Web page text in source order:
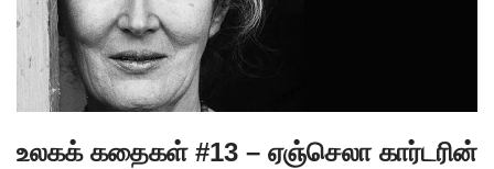
உலகக் கதைகள் #13 – ஏஞ்செலா கார்டரின்